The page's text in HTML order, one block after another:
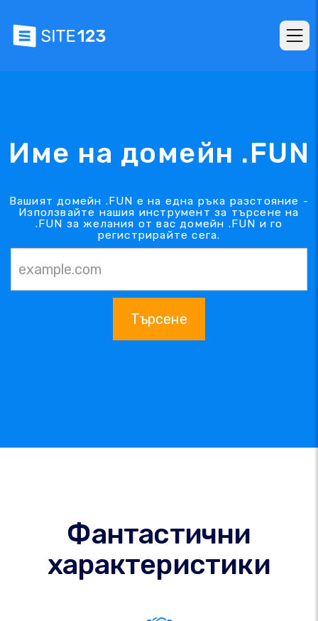
Име на домейн .FUN
Вашият домейн .FUN е на една ръка разстояние -
Използвайте нашия инструмент за търсене на
.FUN за желания от вас домейн .FUN и го
регистрирайте сега.
Търсене
Фантастични
характеристики